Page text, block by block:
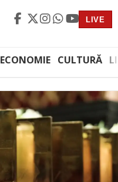
LIVE
ECONOMIE CULTURĂ